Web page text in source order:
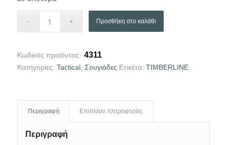
Προσθήκη στο καλάθι
Κωδικός προϊόντος: 4311
Κατηγορίες: Tactical, Σουγιάδες Ετικέτα: TIMBERLINE
Περιγραφή Επιπλέον πληροφορίες
Περιγραφή